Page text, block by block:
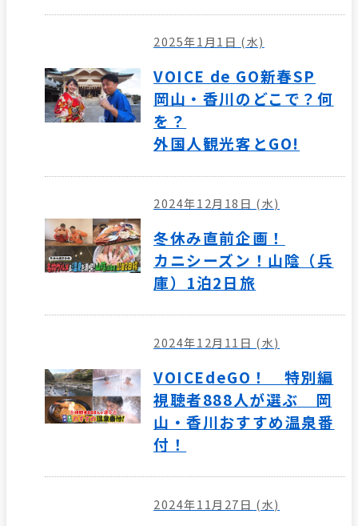
2025年1月1日 (水)
VOICE de GO新春SP
岡山・香川のどこで？何
を？
外国人観光客とGO!
2024年12月18日 (水)
冬休み直前企画！
カニシーズン！山陰（兵
庫）1泊2日旅
2024年12月11日 (水)
VOICEdeGO！ 特別編
視聴者888人が選ぶ 岡
山・香川おすすめ温泉番
付！
2024年11月27日 (水)